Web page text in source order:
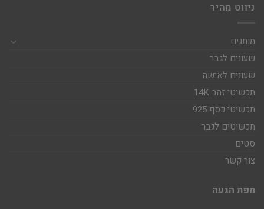
ניווט מהיר
מותגים
שעונים לגבר
שעונים לאישה
תכשיטי זהב 14K
תכשיטי כסף 925
תכשיטים לגבר
סטים
צור קשר
מפת הגעה